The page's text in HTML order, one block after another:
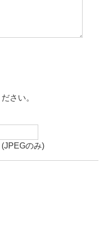
さい。
のみ)